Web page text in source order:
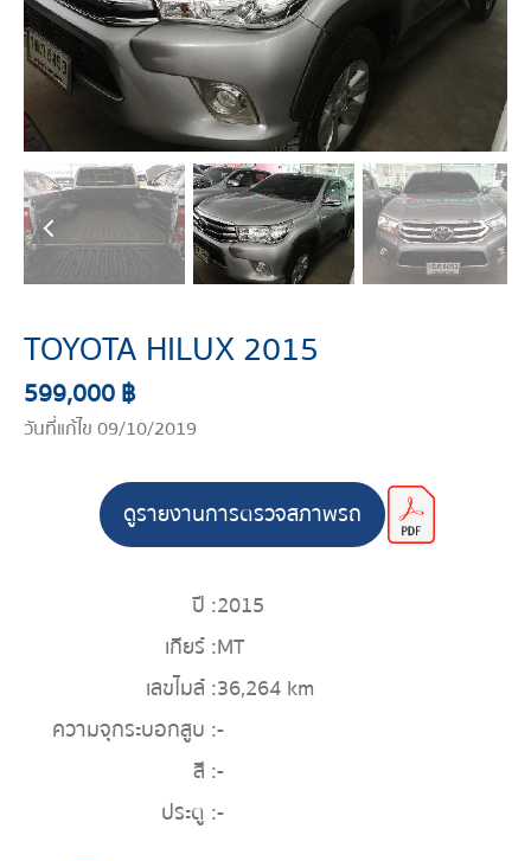
TOYOTA HILUX 2015
599,000 ฿
วันที่แก้ไข 09/10/2019
ดูรายงานการตรวจสภาพรถ
ปี :2015
เกียร์ :MT
เลขไมล์ :36,264 km
ความจุกระบอกสูบ :-
สี :-
ประตู :-